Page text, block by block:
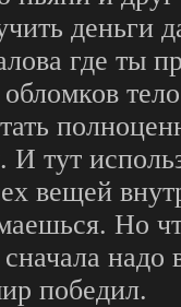
деньги
где ты
тут
вещей
Но
победил.